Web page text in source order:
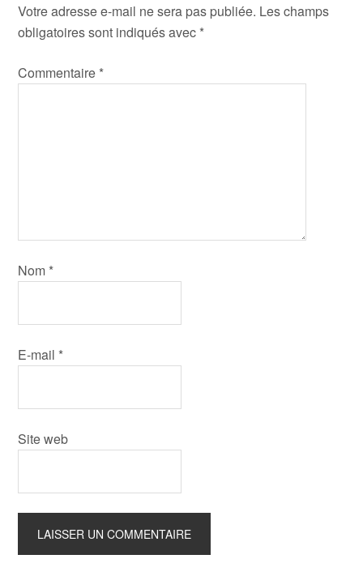
Votre adresse e-mail ne sera pas publiée. Les champs
obligatoires sont indiqués avec *
Commentaire *
Nom *
E-mail *
Site web